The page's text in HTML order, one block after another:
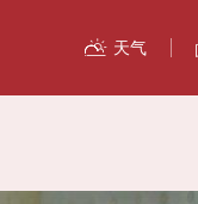
天气